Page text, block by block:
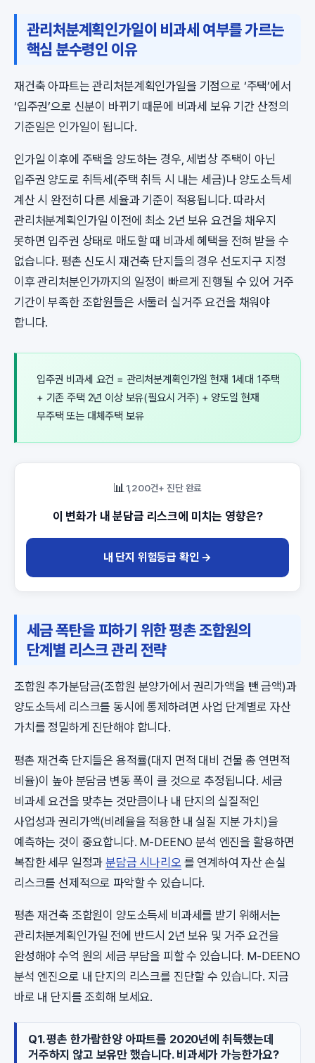
관리처분계획인가일이 비과세 여부를 가르는
핵심 분수령인 이유
재건축 아파트는 관리처분계획인가일을 기점으로 ‘주택’에서
‘입주권’으로 신분이 바뀌기 때문에 비과세 보유 기간 산정의
기준일은 인가일이 됩니다.
인가일 이후에 주택을 양도하는 경우, 세법상 주택이 아닌
입주권 양도로 취득세(주택 취득 시 내는 세금)나 양도소득세
계산 시 완전히 다른 세율과 기준이 적용됩니다. 따라서
관리처분계획인가일 이전에 최소 2년 보유 요건을 채우지
못하면 입주권 상태로 매도할 때 비과세 혜택을 전혀 받을 수
없습니다. 평촌 신도시 재건축 단지들의 경우 선도지구 지정
이후 관리처분인가까지의 일정이 빠르게 진행될 수 있어 거주
기간이 부족한 조합원들은 서둘러 실거주 요건을 채워야
합니다.
입주권 비과세 요건 = 관리처분계획인가일 현재 1세대 1주택
+ 기존 주택 2년 이상 보유(필요시 거주) + 양도일 현재
무주택 또는 대체주택 보유
📊1,200건+ 진단 완료
이 변화가 내 분담금 리스크에 미치는 영향은?
내 단지 위험등급 확인 →
세금 폭탄을 피하기 위한 평촌 조합원의
단계별 리스크 관리 전략
조합원 추가분담금(조합원 분양가에서 권리가액을 뺀 금액)과
양도소득세 리스크를 동시에 통제하려면 사업 단계별로 자산
가치를 정밀하게 진단해야 합니다.
평촌 재건축 단지들은 용적률(대지 면적 대비 건물 총 연면적
비율)이 높아 분담금 변동 폭이 클 것으로 추정됩니다. 세금
비과세 요건을 맞추는 것만큼이나 내 단지의 실질적인
사업성과 권리가액(비례율을 적용한 내 실질 지분 가치)을
예측하는 것이 중요합니다. M-DEENO 분석 엔진을 활용하면
복잡한 세무 일정과분담금 시나리오를 연계하여 자산 손실
리스크를 선제적으로 파악할 수 있습니다.
평촌 재건축 조합원이 양도소득세 비과세를 받기 위해서는
관리처분계획인가일 전에 반드시 2년 보유 및 거주 요건을
완성해야 수억 원의 세금 부담을 피할 수 있습니다. M-DEENO
분석 엔진으로 내 단지의 리스크를 진단할 수 있습니다. 지금
바로 내 단지를 조회해 보세요.
Q1. 평촌 한가람한양 아파트를 2020년에 취득했는데
거주하지 않고 보유만 했습니다. 비과세가 가능한가요?